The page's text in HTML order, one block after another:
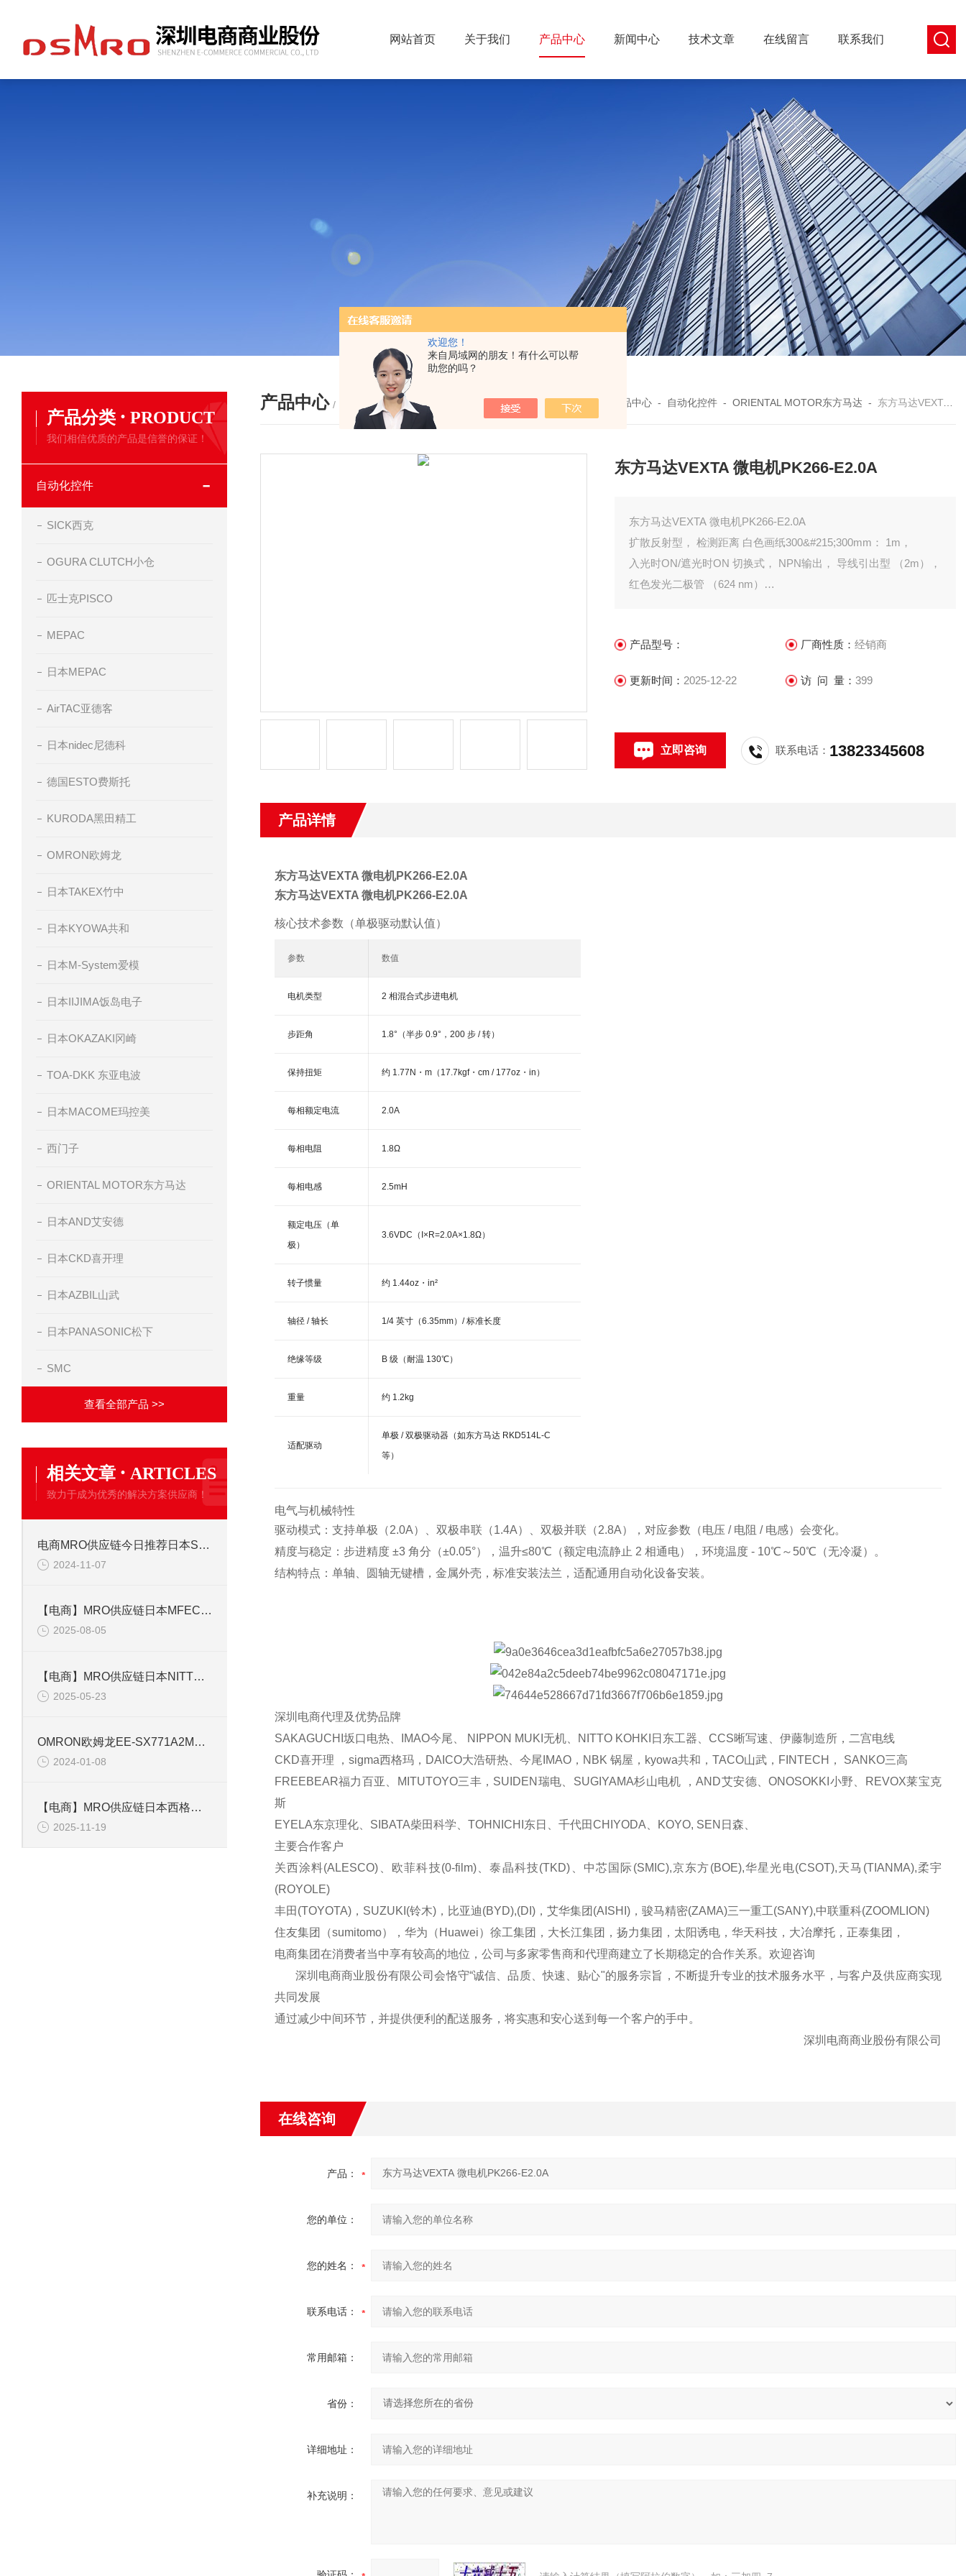
欢迎您！
来自局域网的朋友！有什么可以帮
助您的吗？
网站首页 关于我们 产品中心 新闻中心 技术文章 在线留言 联系我们
产品分类 · PRODUCT
我们相信优质的产品是信誉的保证！
自动化控件
SICK西克
OGURA CLUTCH小仓
匹士克PISCO
MEPAC
日本MEPAC
AirTAC亚德客
日本nidec尼德科
德国ESTO费斯托
KURODA黑田精工
OMRON欧姆龙
日本TAKEX竹中
日本KYOWA共和
日本M-System爱模
日本IIJIMA饭岛电子
日本OKAZAKI冈崎
TOA-DKK 东亚电波
日本MACOME玛控美
西门子
ORIENTAL MOTOR东方马达
日本AND艾安德
日本CKD喜开理
日本AZBIL山武
日本PANASONIC松下
SMC
查看全部产品 >>
相关文章 · ARTICLES
致力于成为优秀的解决方案供应商！
电商MRO供应链今日推荐日本SAKAGUCHI坂口电热PTC 加热器
2024-11-07
【电商】MRO供应链日本MFECA0040EAD-H松下A6小功率拖链编码线4米
2025-08-05
【电商】MRO供应链日本NITTO日东工器快速接头2S-A BSBM X-100
2025-05-23
OMRON欧姆龙EE-SX771A2M光电传感器直流光对射型
2024-01-08
【电商】MRO供应链日本西格玛 导轨摆动平台 GOHT-60B85
2025-11-19
产品中心 / PRODUCTS 您的位置：首页 - 产品中心 - 自动化控件 -ORIENTAL MOTOR东方马达 - 东方马达VEXTA 微电机PK266-E2.0A
东方马达VEXTA 微电机PK266-E2.0A
东方马达VEXTA 微电机PK266-E2.0A
扩散反射型， 检测距离 白色画纸300&#215;300mm： 1m，
入光时ON/遮光时ON 切换式， NPN输出， 导线引出型 （2m），
红色发光二极管 （624 nm）
光源红色发光二极管 （624 nm）
产品型号： 厂商性质： 经销商
更新时间： 2025-12-22 访 问 量： 399
立即咨询 联系电话： 13823345608
产品详情
东方马达VEXTA 微电机PK266-E2.0A
东方马达VEXTA 微电机PK266-E2.0A
核心技术参数（单极驱动默认值）
参数 数值
电机类型 2 相混合式步进电机
步距角 1.8°（半步 0.9°，200 步 / 转）
保持扭矩 约 1.77N・m（17.7kgf・cm / 177oz・in）
每相额定电流 2.0A
每相电阻 1.8Ω
每相电感 2.5mH
额定电压（单
极）
3.6VDC（I×R=2.0A×1.8Ω）
转子惯量 约 1.44oz・in²
轴径 / 轴长 1/4 英寸（6.35mm）/ 标准长度
绝缘等级 B 级（耐温 130℃）
重量 约 1.2kg
适配驱动
单极 / 双极驱动器（如东方马达 RKD514L-C
等）
电气与机械特性
驱动模式：支持单极（2.0A）、双极串联（1.4A）、双极并联（2.8A），对应参数（电压 / 电阻 / 电感）会变化。
精度与稳定：步进精度 ±3 角分（±0.05°），温升≤80℃（额定电流静止 2 相通电），环境温度 - 10℃～50℃（无冷凝）。
结构特点：单轴、圆轴无键槽，金属外壳，标准安装法兰，适配通用自动化设备安装。
深圳电商代理及优势品牌
SAKAGUCHI坂口电热、IMAO今尾、 NIPPON MUKI无机、NITTO KOHKI日东工器、CCS晰写速、伊藤制造所，二宫电线
CKD喜开理 ，sigma西格玛，DAICO大浩研热、今尾IMAO，NBK 锅屋，kyowa共和，TACO山武，FINTECH， SANKO三高
FREEBEAR福力百亚、MITUTOYO三丰，SUIDEN瑞电、SUGIYAMA杉山电机 ，AND艾安德、ONOSOKKI小野、REVOX莱宝克
斯
EYELA东京理化、SIBATA柴田科学、TOHNICHI东日、千代田CHIYODA、KOYO, SEN日森、
主要合作客户
关西涂料(ALESCO)、欧菲科技(0-film)、泰晶科技(TKD)、中芯国际(SMIC),京东方(BOE),华星光电(CSOT),天马(TIANMA),柔宇
(ROYOLE)
丰田(TOYOTA)，SUZUKI(铃木)，比亚迪(BYD),(DI)，艾华集团(AISHI)，骏马精密(ZAMA)三一重工(SANY),中联重科(ZOOMLION)
住友集团（sumitomo），华为（Huawei）徐工集团，大长江集团，扬力集团，太阳诱电，华天科技，大冶摩托，正泰集团，
电商集团在消费者当中享有较高的地位，公司与多家零售商和代理商建立了长期稳定的合作关系。欢迎咨询
深圳电商商业股份有限公司会恪守“诚信、品质、快速、贴心"的服务宗旨，不断提升专业的技术服务水平，与客户及供应商实现
共同发展
通过减少中间环节，并提供便利的配送服务，将实惠和安心送到每一个客户的手中。
深圳电商商业股份有限公司
在线咨询
产品：
您的单位：
您的姓名：
联系电话：
常用邮箱：
省份：
详细地址：
补充说明：